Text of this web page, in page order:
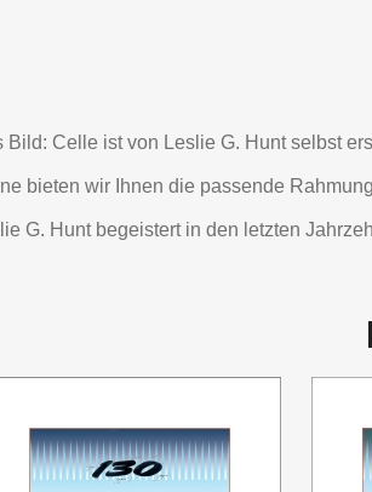
Bild: Celle ist von Leslie G. Hunt selbst
bieten wir Ihnen die passende
G. Hunt begeistert in den letzten